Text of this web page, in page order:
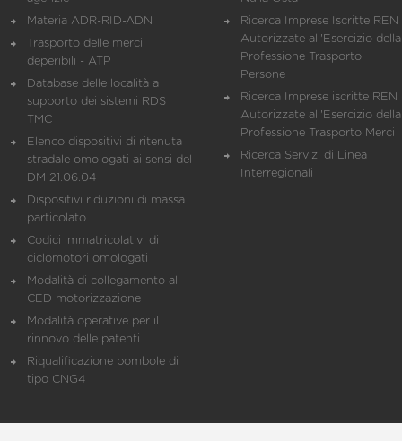
Materia ADR-RID-ADN
Trasporto delle merci
deperibili - ATP
Database delle località a
supporto dei sistemi RDS
TMC
Elenco dispositivi di ritenuta
stradale omologati ai sensi del
DM 21.06.04
Dispositivi riduzioni di massa
particolato
Codici immatricolativi di
ciclomotori omologati
Modalità di collegamento al
CED motorizzazione
Modalità operative per il
rinnovo delle patenti
Riqualificazione bombole di
tipo CNG4
Ricerca Imprese Iscritte REN
Autorizzate all'Esercizio della
Professione Trasporto
Persone
Ricerca Imprese iscritte REN
Autorizzate all'Esercizio della
Professione Trasporto Merci
Ricerca Servizi di Linea
Interregionali